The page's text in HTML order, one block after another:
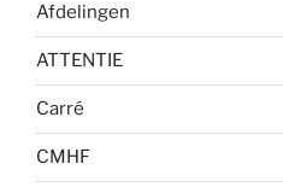
Afdelingen
ATTENTIE
Carré
CMHF